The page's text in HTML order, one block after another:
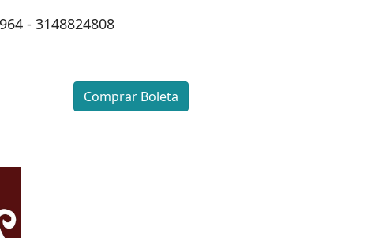
- 3148824808
Comprar Boleta